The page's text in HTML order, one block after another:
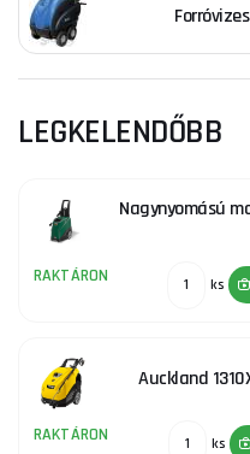
LEGKELENDŐBB
Nagynyomású
RAKTÁRON ks
Auckland
RAKTÁRON ks